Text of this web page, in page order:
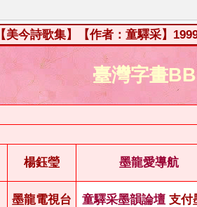
【美今詩歌集】【作者：童驛采】
臺灣字畫
楊鈺瑩 墨龍愛導航
墨龍電視台 童驛采墨韻論壇 支付